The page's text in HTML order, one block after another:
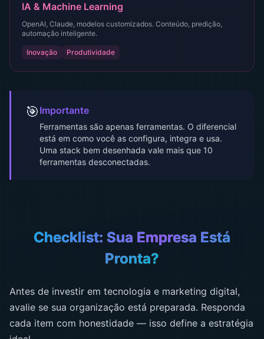
IA & Machine Learning
OpenAI, Claude, modelos customizados. Conteúdo, predição,
automação inteligente.
Inovação Produtividade
🎯 Importante
Ferramentas são apenas ferramentas. O diferencial
está em como você as configura, integra e usa.
Uma stack bem desenhada vale mais que 10
ferramentas desconectadas.
Checklist: Sua Empresa Está
Pronta?
Antes de investir em tecnologia e marketing digital,
avalie se sua organização está preparada. Responda
cada item com honestidade — isso define a estratégia